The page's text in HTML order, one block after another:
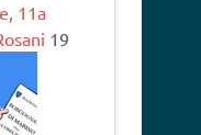
11a
19